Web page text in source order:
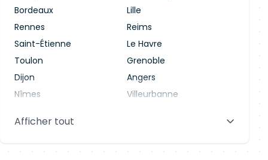
Bordeaux
Lille
Rennes
Reims
Saint-Étienne
Le Havre
Toulon
Grenoble
Dijon
Angers
Nîmes
Villeurbanne
Aix-en-Provence
Afficher tout